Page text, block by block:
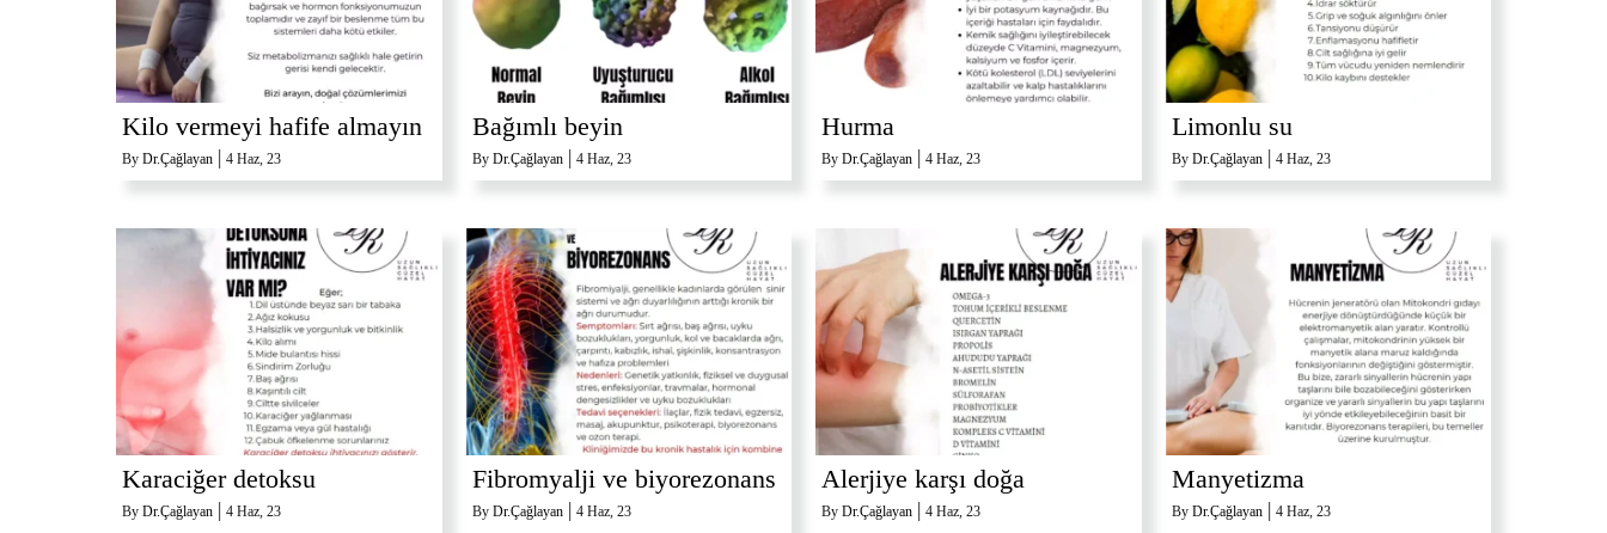
Kilo vermeyi hafife almayın
By Dr.Çağlayan | 4 Haz, 23
Bağımlı beyin
By Dr.Çağlayan | 4 Haz, 23
Hurma
By Dr.Çağlayan | 4 Haz, 23
Limonlu su
By Dr.Çağlayan | 4 Haz, 23
Karaciğer detoksu
By Dr.Çağlayan 4 Haz, 23
Fibromyalji ve biyorezonans
By Dr.Çağlayan 4 Haz, 23
Alerjiye karşı doğa
By Dr.Çağlayan 4 Haz, 23
Manyetizma
By Dr.Çağlayan 4 Haz, 23